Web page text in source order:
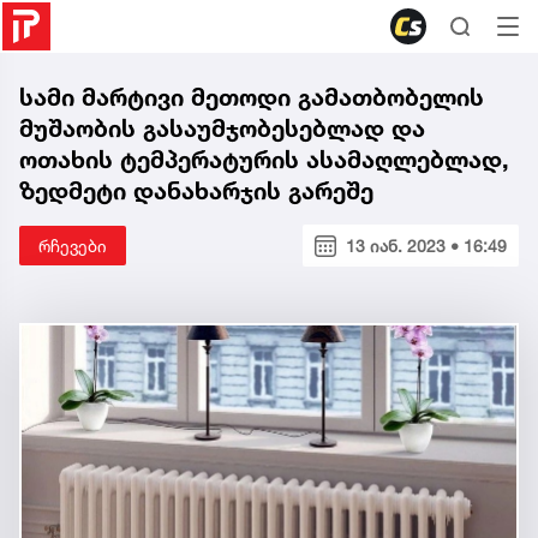
სამი მარტივი მეთოდი გამათბობელის
მუშაობის გასაუმჯობესებლად და
ოთახის ტემპერატურის ასამაღლებლად,
ზედმეტი დანახარჯის გარეშე
რჩევები 13 იან. 2023 • 16:49